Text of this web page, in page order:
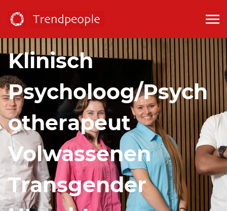
Klinisch
Psycholoog/Psych
otherapeut
Volwassenen
Transgender